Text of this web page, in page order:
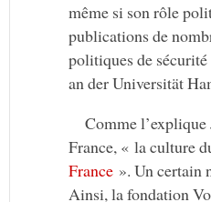
même si son rôle
publications de
politiques de
an der Universität
Comme
France, « la culture
France». Un certain
Ainsi, la fondation